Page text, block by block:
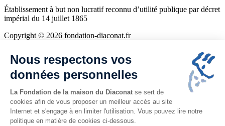
Établissement à but non lucratif reconnu d’utilité publique par décret
impérial du 14 juillet 1865
Copyright © 2026 fondation-diaconat.fr
Politique de confidentialité
Cookies
Plan du site
Nous respectons vos
données personnelles
La Fondation de la maison du Diaconat se sert de
cookies afin de vous proposer un meilleur accès au site
Internet et s'engage à en limiter l'utilisation. Vous pouvez lire notre
politique en matière de cookies ci-dessous.